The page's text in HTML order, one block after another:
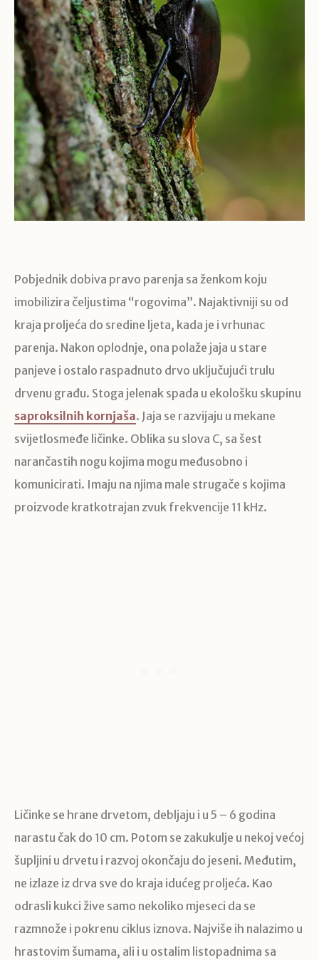
Pobjednik dobiva pravo parenja sa ženkom koju
imobilizira čeljustima “rogovima”. Najaktivniji su od
kraja proljeća do sredine ljeta, kada je i vrhunac
parenja. Nakon oplodnje, ona polaže jaja u stare
panjeve i ostalo raspadnuto drvo uključujući trulu
drvenu građu. Stoga jelenak spada u ekološku skupinu
saproksilnih kornjaša. Jaja se razvijaju u mekane
svijetlosmeđe ličinke. Oblika su slova C, sa šest
narančastih nogu kojima mogu međusobno i
komunicirati. Imaju na njima male strugače s kojima
proizvode kratkotrajan zvuk frekvencije 11 kHz.
Ličinke se hrane drvetom, debljaju i u 5 – 6 godina
narastu čak do 10 cm. Potom se zakukulje u nekoj većoj
šupljini u drvetu i razvoj okončaju do jeseni. Međutim,
ne izlaze iz drva sve do kraja idućeg proljeća. Kao
odrasli kukci žive samo nekoliko mjeseci da se
razmnože i pokrenu ciklus iznova. Najviše ih nalazimo u
hrastovim šumama, ali i u ostalim listopadnima sa